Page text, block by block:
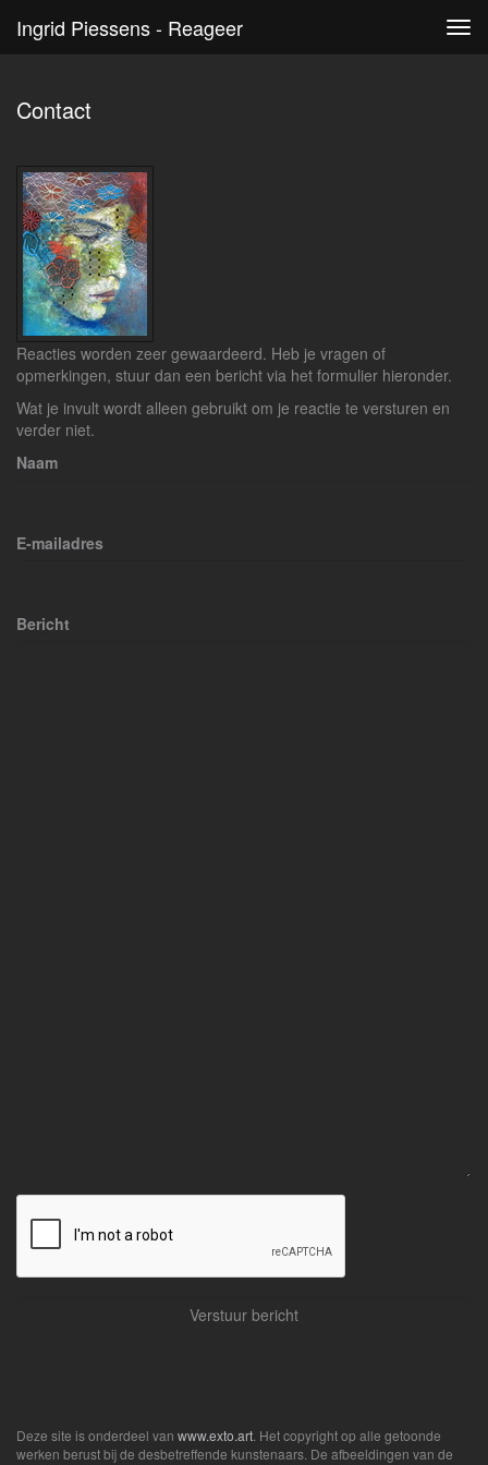
Ingrid Piessens - Reageer
Contact
Reacties worden zeer gewaardeerd. Heb je vragen of
opmerkingen, stuur dan een bericht via het formulier hieronder.
Wat je invult wordt alleen gebruikt om je reactie te versturen en
verder niet.
Naam
E-mailadres
Bericht
Deze site is onderdeel van www.exto.art . Het copyright op alle getoonde
werken berust bij de desbetreffende kunstenaars. De afbeeldingen van de